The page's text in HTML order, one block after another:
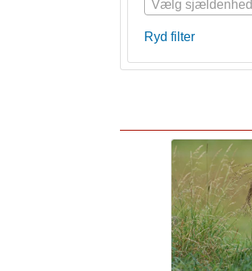
Vælg sjældenhed
Ryd filter